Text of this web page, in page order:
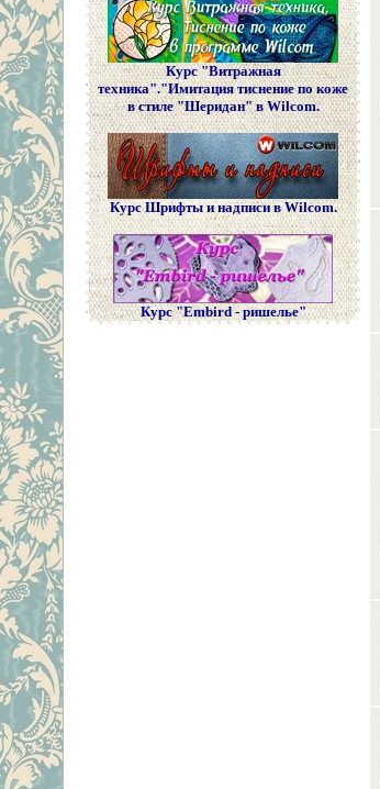
Курс "Витражная
техника"."Имитация тиснение по коже
в стиле "Шеридан" в Wilcom.
Курс Шрифты и надписи в Wilcom.
Курс "Embird - ришелье"